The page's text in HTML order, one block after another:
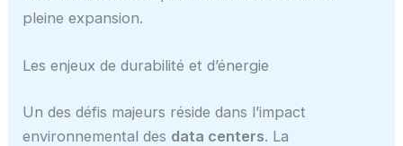
pleine expansion.
Les enjeux de durabilité et d’énergie
Un des défis majeurs réside dans l’impact
environnemental des data centers. La